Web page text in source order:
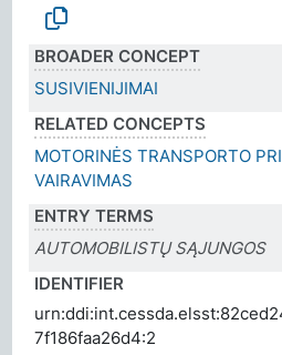
BROADER CONCEPT
SUSIVIENIJIMAI
RELATED CONCEPTS
MOTORINĖS TRANSPORTO
VAIRAVIMAS
ENTRY TERMS
AUTOMOBILISTŲ SĄJUNGOS
IDENTIFIER
7f186faa26d4:2